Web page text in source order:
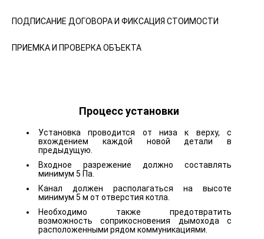
ПОДПИСАНИЕ ДОГОВОРА И ФИКСАЦИЯ СТОИМОСТИ
ПРИЕМКА И ПРОВЕРКА ОБЪЕКТА
Процесс установки
Установка проводится от низа к верху, с
вхождением каждой новой детали в
предыдущую.
Входное разрежение должно составлять
минимум 5 Па.
Канал должен располагаться на высоте
минимум 5 м от отверстия котла.
Необходимо также предотвратить
возможность соприкосновения дымохода с
расположенными рядом коммуникациями.